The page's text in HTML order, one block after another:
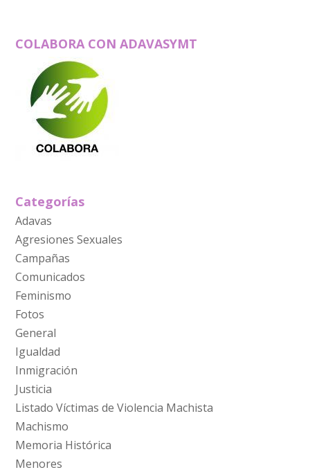
COLABORA CON ADAVASYMT
Categorías
Adavas
Agresiones Sexuales
Campañas
Comunicados
Feminismo
Fotos
General
Igualdad
Inmigración
Justicia
Listado Víctimas de Violencia Machista
Machismo
Memoria Histórica
Menores